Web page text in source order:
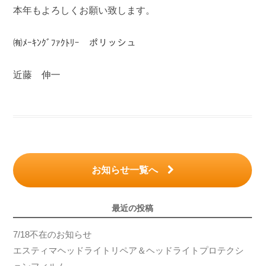
本年もよろしくお願い致します。
㈲ﾒｰｷﾝｸﾞﾌｧｸﾄﾘｰ ポリッシュ
近藤 伸一
お知らせ一覧へ
最近の投稿
7/18不在のお知らせ
エスティマヘッドライトリペア＆ヘッドライトプロテクシ